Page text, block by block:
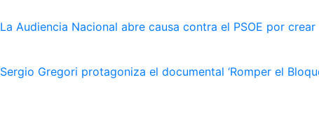
La Audiencia Nacional abre causa contra el PSOE por
Sergio Gregori protagoniza el documental ‘Romper el